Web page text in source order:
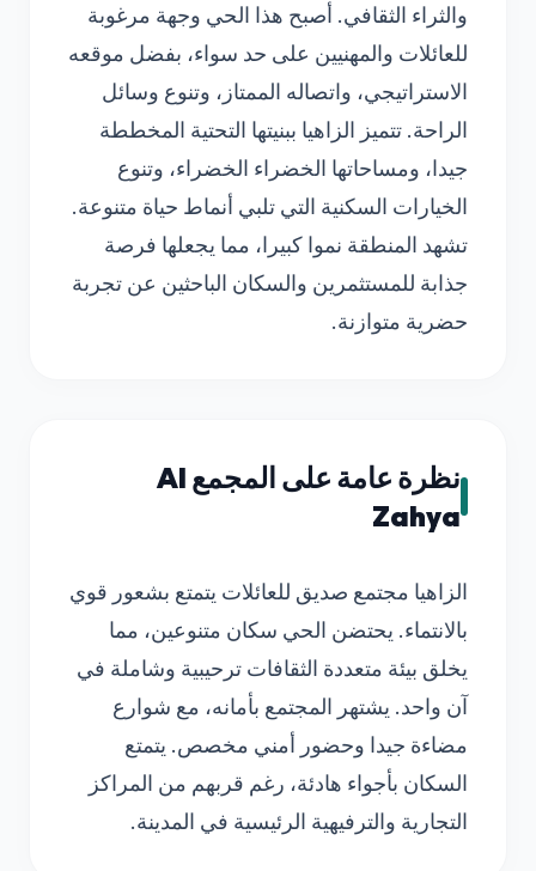
والثراء الثقافي. أصبح هذا الحي وجهة مرغوبة
للعائلات والمهنيين على حد سواء، بفضل موقعه
الاستراتيجي، واتصاله الممتاز، وتنوع وسائل
الراحة. تتميز الزاهيا ببنيتها التحتية المخططة
جيدا، ومساحاتها الخضراء الخضراء، وتنوع
الخيارات السكنية التي تلبي أنماط حياة متنوعة.
تشهد المنطقة نموا كبيرا، مما يجعلها فرصة
جذابة للمستثمرين والسكان الباحثين عن تجربة
حضرية متوازنة.
نظرة عامة على المجمع Al
Zahya
الزاهيا مجتمع صديق للعائلات يتمتع بشعور قوي
بالانتماء. يحتضن الحي سكان متنوعين، مما
يخلق بيئة متعددة الثقافات ترحيبية وشاملة في
آن واحد. يشتهر المجتمع بأمانه، مع شوارع
مضاءة جيدا وحضور أمني مخصص. يتمتع
السكان بأجواء هادئة، رغم قربهم من المراكز
التجارية والترفيهية الرئيسية في المدينة.